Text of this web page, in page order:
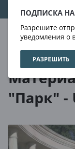
ПОДПИСКА
Разрешите
уведомления о
РАЗРЕШИТЬ
06.08.2026
О нас Метки
"Парк" -